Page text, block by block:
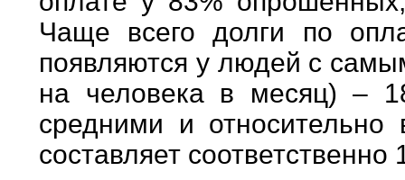
Чаще всего долги по
появляются у людей с
на человека в месяц) –
средними и
составляет соответственно